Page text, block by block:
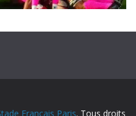
Français Paris. Tous droits